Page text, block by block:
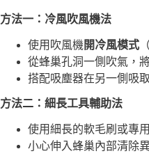
方法一：冷風吹風機法
使用吹風機 開冷風模式
從蜂巢孔洞一側吹氣，
搭配吸塵器在另一側吸
方法二：細長工具輔助法
使用細長的軟毛刷或專
小心伸入蜂巢內部清除